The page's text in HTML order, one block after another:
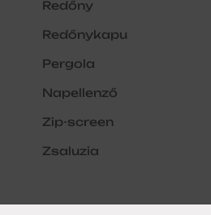
Redőny
Redőnykapu
Pergola
Napellenző
Zip-screen
Zsaluzia